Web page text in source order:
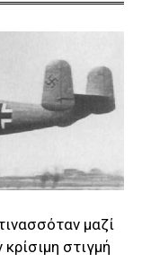
μαζί
στιγμή